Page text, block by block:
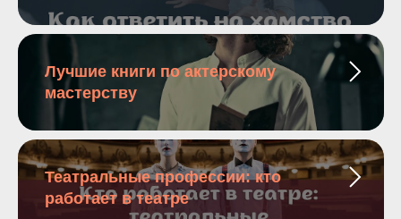
Лучшие книги по актерскому
мастерству
Театральные профессии: кто
работает в театре